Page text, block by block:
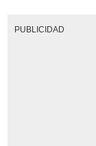
PUBLICIDAD